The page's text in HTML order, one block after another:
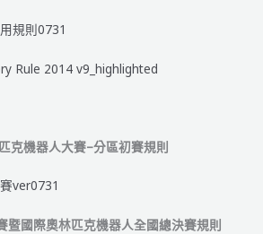
規則0731
Rule 2014 v9_highlighted
克機器人大賽–分區初賽規則
ver0731
暨國際奧林匹克機器人全國總決賽規則